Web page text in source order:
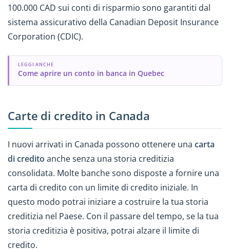
100.000 CAD sui conti di risparmio sono garantiti dal
sistema assicurativo della Canadian Deposit Insurance
Corporation (CDIC).
LEGGI ANCHE
Come aprire un conto in banca in Quebec
Carte di credito in Canada
I nuovi arrivati in Canada possono ottenere una carta
di credito anche senza una storia creditizia
consolidata. Molte banche sono disposte a fornire una
carta di credito con un limite di credito iniziale. In
questo modo potrai iniziare a costruire la tua storia
creditizia nel Paese. Con il passare del tempo, se la tua
storia creditizia è positiva, potrai alzare il limite di
credito.